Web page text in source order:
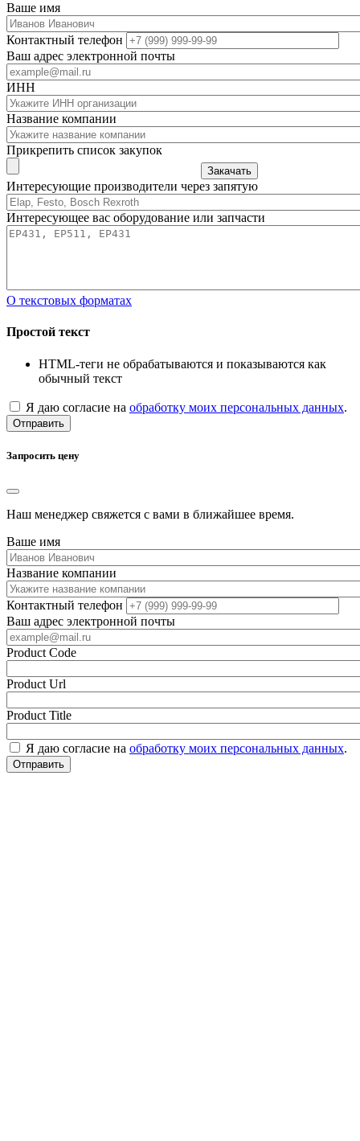
Ваше имя
Контактный телефон
Ваш адрес электронной почты
ИНН
Название компании
Прикрепить список закупок
Закачать
Интересующие производители через запятую
Интересующее вас оборудование или запчасти
О текстовых форматах
Простой текст
HTML-теги не обрабатываются и показываются как
обычный текст
Я даю согласие на обработку моих персональных данных.
Отправить
Запросить цену
Наш менеджер свяжется с вами в ближайшее время.
Ваше имя
Название компании
Контактный телефон
Ваш адрес электронной почты
Product Code
Product Url
Product Title
Я даю согласие на обработку моих персональных данных.
Отправить